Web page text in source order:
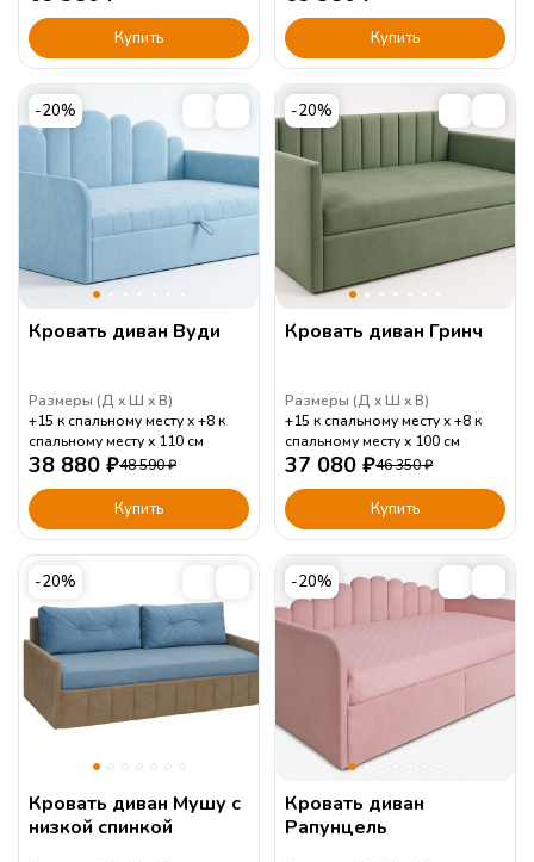
Купить Купить
-20%
Кровать диван Вуди
Размеры (Д Ш В)
+15 к спальному месту
+8 к
спальному месту
110 см
38 880 ₽48 590₽
Купить
-20%
Кровать диван Гринч
Размеры (Д Ш В)
+15 к спальному месту
+8 к
спальному месту
100 см
37 080 ₽46 350₽
Купить
-20%
Кровать диван Мушу с
низкой спинкой
-20%
Кровать диван
Рапунцель